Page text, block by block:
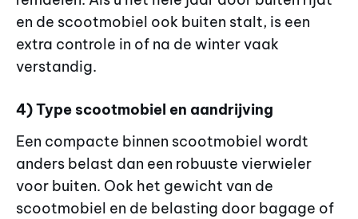
en de scootmobiel ook buiten stalt, is een
extra controle in of na de winter vaak
verstandig.
4) Type scootmobiel en aandrijving
Een compacte binnen scootmobiel wordt
anders belast dan een robuuste vierwieler
voor buiten. Ook het gewicht van de
scootmobiel en de belasting door bagage of